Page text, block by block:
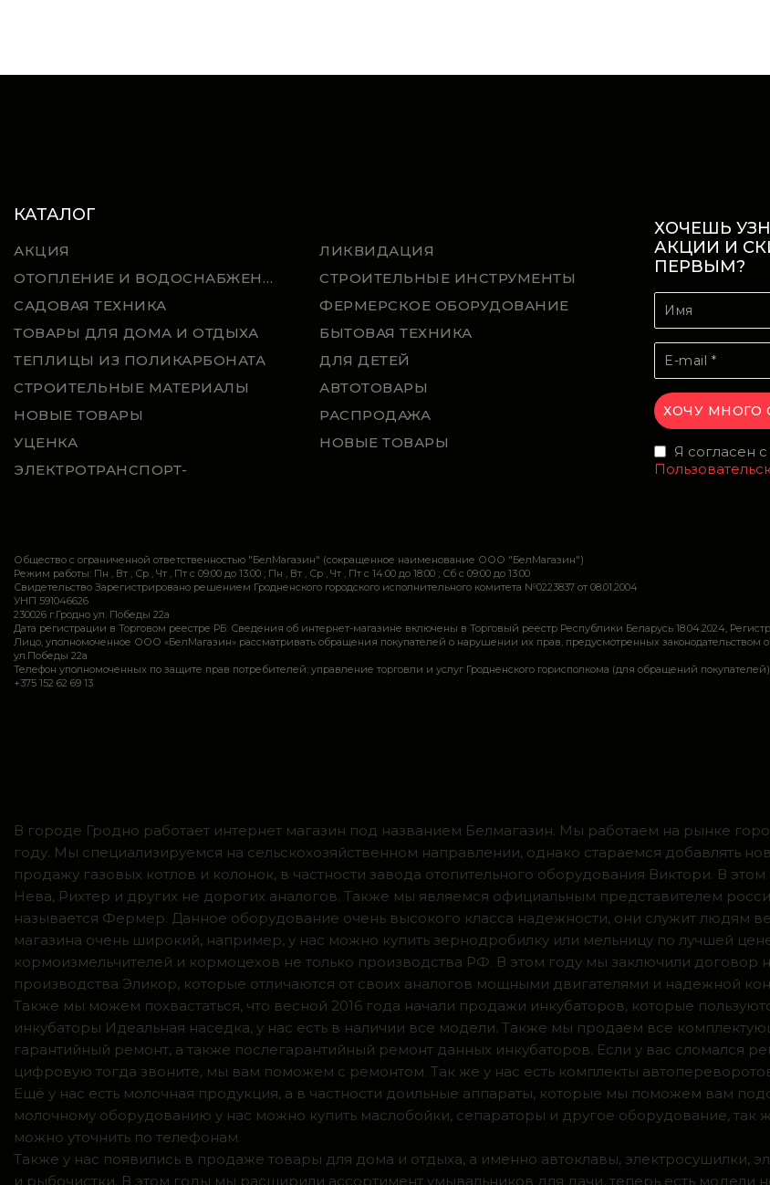
КАТАЛОГ
АКЦИЯ
ЛИКВИДАЦИЯ
ОТОПЛЕНИЕ И ВОДОСНАБЖЕНИЕ
СТРОИТЕЛЬНЫЕ ИНСТРУМЕНТЫ
САДОВАЯ ТЕХНИКА
ФЕРМЕРСКОЕ ОБОРУДОВАНИЕ
ТОВАРЫ ДЛЯ ДОМА И ОТДЫХА
БЫТОВАЯ ТЕХНИКА
ТЕПЛИЦЫ ИЗ ПОЛИКАРБОНАТА
ДЛЯ ДЕТЕЙ
СТРОИТЕЛЬНЫЕ МАТЕРИАЛЫ
АВТОТОВАРЫ
НОВЫЕ ТОВАРЫ
РАСПРОДАЖА
УЦЕНКА
НОВЫЕ ТОВАРЫ
ЭЛЕКТРОТРАНСПОРТ-
ХОЧЕШЬ
АКЦИИ И
ПЕРВЫМ?
Я согласен
Общество с ограниченной ответственностью "БелМагазин" (сокращенное наименование ООО "БелМагазин")
Режим работы: Пн , Вт , Ср , Чт , Пт c 09:00 до 13:00 ; Пн , Вт , Ср , Чт , Пт c 14:00 до 18:00 ; Сб c 09:00 до 13:00
Свидетельство Зарегистрировано решением Гродненского городского исполнительного комитета №0223837 от 08.01.2004
УНП 591046626
230026 г.Гродно ул. Победы 22а
Дата регистрации в Торговом реестре РБ: Сведения об интернет-магазине включены в Торговый реестр Республики Беларусь 18.04.2024,
Лицо, уполномоченное ООО «БелМагазин» рассматривать обращения покупателей о нарушении их прав, предусмотренных законодательством о
ул.Победы 22а
Телефон уполномоченных по защите прав потребителей: управление торговли и услуг Гродненского горисполкома (для обращений покупателей):
+375 152 62 69 13
В городе Гродно работает интернет магазин под названием Белмагазин. Мы работаем на рынке
году. Мы специализируемся на сельскохозяйственном направлении, однако стараемся добавлять
продажу газовых котлов и колонок, в частности завода отопительного оборудования Виктори. В
Нева, Рихтер и других не дорогих аналогов. Также мы являемся официальным представителем
называется Фермер. Данное оборудование очень высокого класса надежности, они служит людям
магазина очень широкий, например, у нас можно купить зернодробилку или мельницу по лучшей
кормоизмельчителей и кормоцехов не только производства РФ. В этом году мы заключили договор
производства Эликор, которые отличаются от своих аналогов мощными двигателями и надежной
Также мы можем похвастаться, что весной 2016 года начали продажи инкубаторов, которые
инкубаторы Идеальная наседка, у нас есть в наличии все модели. Также мы продаем все
гарантийный ремонт, а также послегарантийный ремонт данных инкубаторов. Если у вас сломался
цифровую тогда звоните, мы вам поможем с ремонтом. Так же у нас есть комплекты
Ещё у нас есть молочная продукция, а в частности доильные аппараты, которые мы поможем вам
молочному оборудованию у нас можно купить маслобойки, сепараторы и другое оборудование,
можно уточнить по телефонам.
Также у нас появились в продаже товары для дома и отдыха, а именно автоклавы, электросушилки,
и рыбочистки. В этом годы мы расширили ассортимент умывальников для дачи, теперь есть модели